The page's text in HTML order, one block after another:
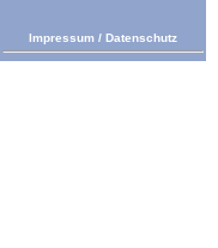
Impressum / Datenschutz